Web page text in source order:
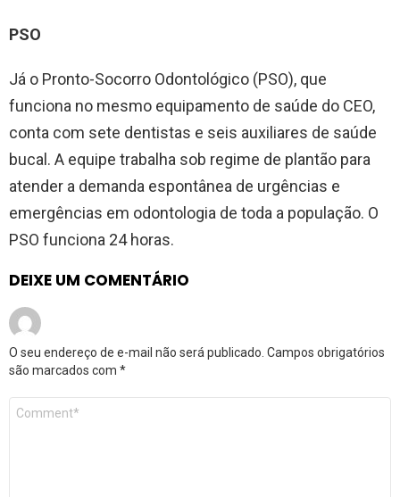
PSO
Já o Pronto-Socorro Odontológico (PSO), que
funciona no mesmo equipamento de saúde do CEO,
conta com sete dentistas e seis auxiliares de saúde
bucal. A equipe trabalha sob regime de plantão para
atender a demanda espontânea de urgências e
emergências em odontologia de toda a população. O
PSO funciona 24 horas.
DEIXE UM COMENTÁRIO
O seu endereço de e-mail não será publicado. Campos obrigatórios
são marcados com *
Comentário